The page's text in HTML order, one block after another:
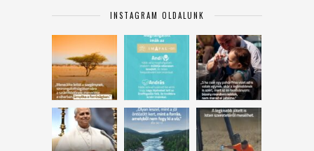
INSTAGRAM OLDALUNK